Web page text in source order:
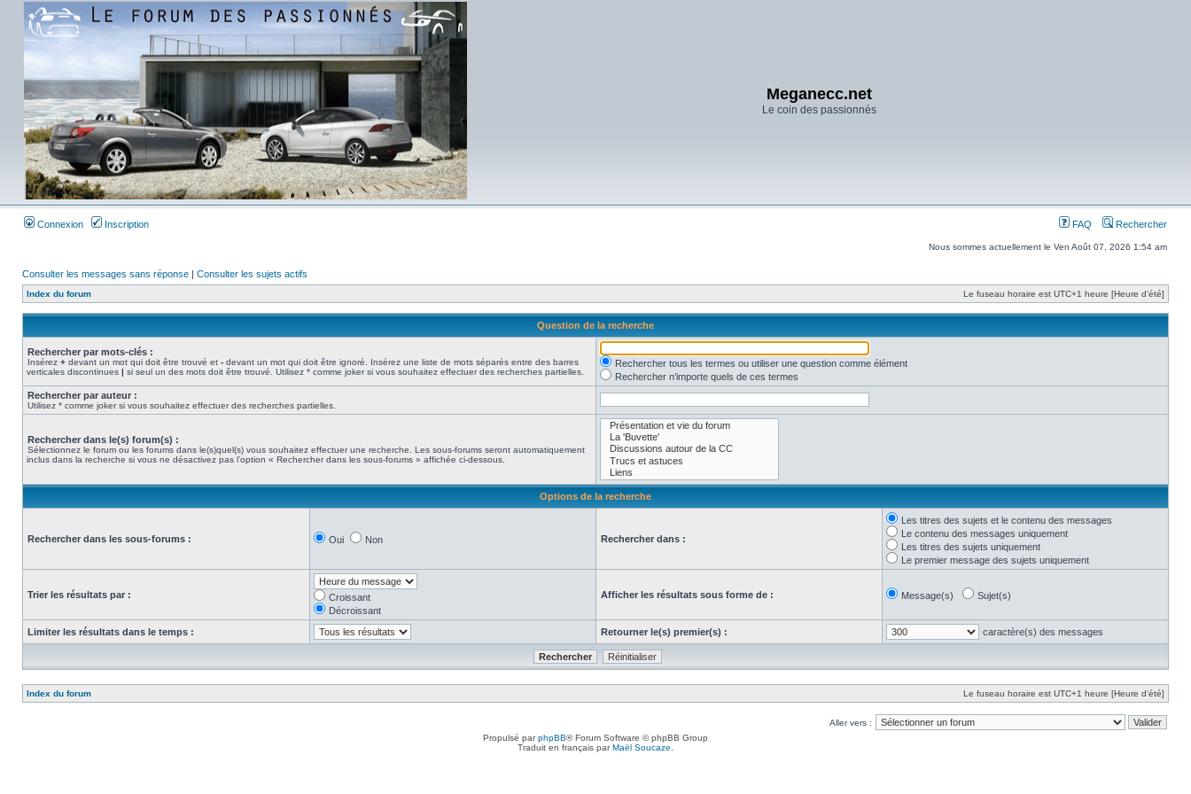
Meganecc.net
Le coin des passionnés
Connexion Inscription FAQ Rechercher
Nous sommes actuellement le Ven Août 07, 2026 1:54 am
Consulter les messages sans réponse | Consulter les sujets actifs
Index du forum Le fuseau horaire est UTC+1 heure [Heure d’été]
Question de la recherche
Rechercher par mots-clés :
Insérez + devant un mot qui doit être trouvé et - devant un mot qui doit être ignoré. Insérez une liste de mots séparés entre des barres
verticales discontinues | si seul un des mots doit être trouvé. Utilisez * comme joker si vous souhaitez effectuer des recherches partielles.
Rechercher tous les termes ou utiliser une question comme élément
Rechercher n’importe quels de ces termes
Rechercher par auteur :
Utilisez * comme joker si vous souhaitez effectuer des recherches partielles.
Rechercher dans le(s) forum(s) :
Sélectionnez le forum ou les forums dans le(s)quel(s) vous souhaitez effectuer une recherche. Les sous-forums seront automatiquement
inclus dans la recherche si vous ne désactivez pas l’option « Rechercher dans les sous-forums » affichée ci-dessous.
Options de la recherche
Rechercher dans les sous-forums : Oui Non Rechercher dans :
Les titres des sujets et le contenu des messages
Le contenu des messages uniquement
Les titres des sujets uniquement
Le premier message des sujets uniquement
Trier les résultats par :
Croissant
Décroissant
Afficher les résultats sous forme de : Message(s) Sujet(s)
Limiter les résultats dans le temps : Retourner le(s) premier(s) : caractère(s) des messages
Index du forum Le fuseau horaire est UTC+1 heure [Heure d’été]
Aller vers :
Propulsé parphpBB® Forum Software © phpBB Group
Traduit en français parMaël Soucaze